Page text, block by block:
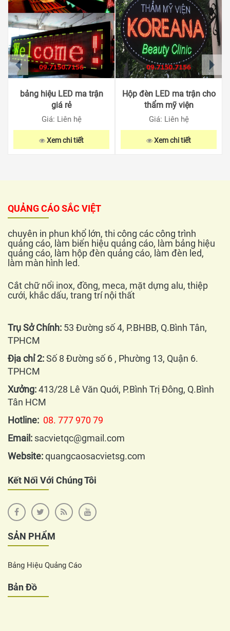
bảng hiệu LED ma trận
giá rẻ
Giá: Liên hệ
Xem chi tiết
Hộp đèn LED ma trận cho
thẩm mỹ viện
Giá: Liên hệ
Xem chi tiết
prev next
QUẢNG CÁO SẮC VIỆT
chuyên in phun khổ lớn, thi công các công trình
quảng cáo, làm biển hiệu quảng cáo, làm bảng hiệu
quảng cáo, làm hộp đèn quảng cáo, làm đèn led,
làm màn hình led.
Cắt chữ nổi inox, đồng, meca, mặt dựng alu, thiệp
cưới, khắc dấu, trang trí nội thất
Trụ Sở Chính: 53 Đường số 4, P.BHBB, Q.Bình Tân,
TPHCM
Địa chỉ 2:Số 8 Đường số 6 , Phường 13, Quận 6.
TPHCM
Xưởng:413/28 Lê Văn Quới, P.Bình Trị Đông, Q.Bình
Tân HCM
Hotline: 08. 777 970 79
Email: sacvietqc@gmail.com
Website:quangcaosacvietsg.com
Kết Nối Với Chúng Tôi
SẢN PHẨM
Bảng Hiệu Quảng Cáo
Bản Đồ